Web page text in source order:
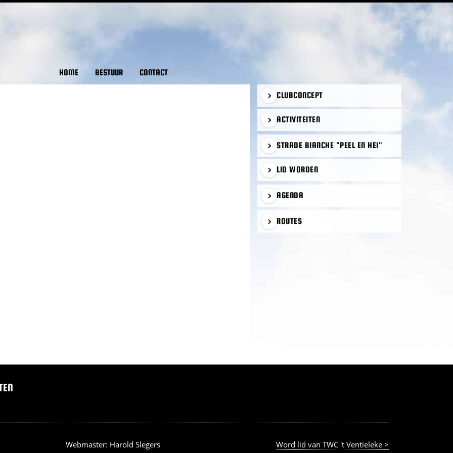
HOME BESTUUR CONTACT
PRIMAIRE
SIDEBAR
CLUBCONCEPT
ACTIVITEITEN
STRADE BIANCHE "PEEL EN HEI"
LID WORDEN
AGENDA
ROUTES
Webmaster: Harold Slegers
Word lid van TWC 't Ventieleke >